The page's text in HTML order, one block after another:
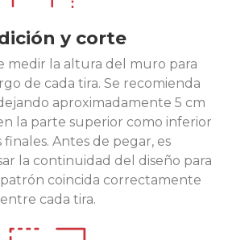
y corte
medir la altura del muro para
de cada tira. Se recomienda
aproximadamente 5 cm
la parte superior como inferior
finales. Antes de pegar, es
la continuidad del diseño para
coincida correctamente
entre cada tira.